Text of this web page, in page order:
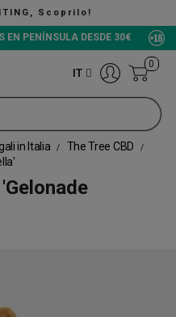
EN PENÍNSULA DESDE 30€
IT
0
in Italia
The Tree CBD